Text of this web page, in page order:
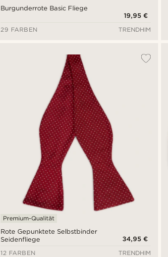
Burgunderrote Basic Fliege
19,95 €
29 FARBEN
TRENDHIM
Rote Gepunktete Selbstbinder
Seidenfliege
Premium-Qualität
34,95 €
12 FARBEN
TRENDHIM